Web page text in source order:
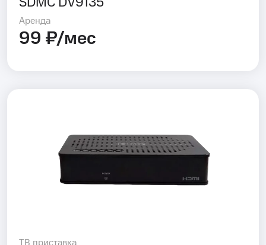
Аренда
99 ₽/мес